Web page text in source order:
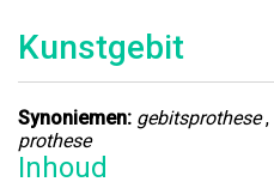
Kunstgebit
Synoniemen: gebitsprothese,
prothese
Inhoud